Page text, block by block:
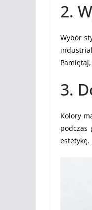
2.
Wybór
3.
Kolory